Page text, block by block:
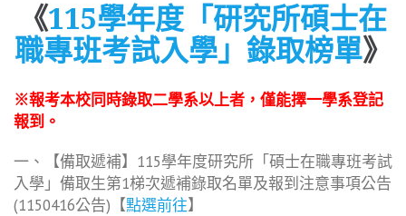
《115學年度「研究所碩士在
職專班考試入學」錄取榜單》
※報考本校同時錄取二學系以上者，僅能擇一學系登記
報到。
一、【備取遞補】115學年度研究所「碩士在職專班考試
入學」備取生第1梯次遞補錄取名單及報到注意事項公告
(1150416公告)【點選前往】